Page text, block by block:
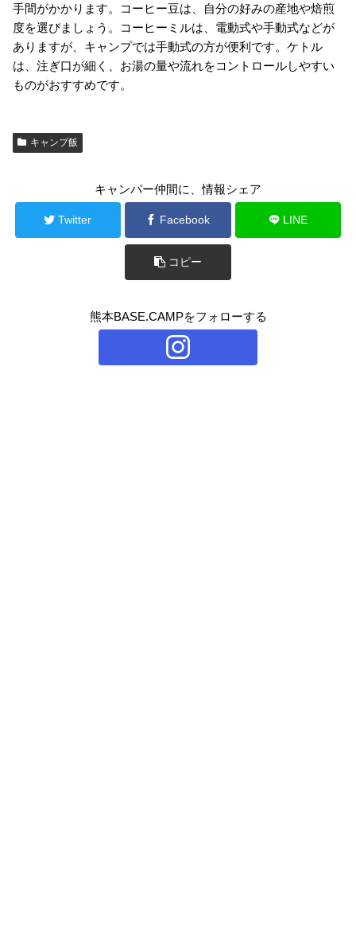
手間がかかります。コーヒー豆は、自分の好みの産地や焙煎
度を選びましょう。コーヒーミルは、電動式や手動式などが
ありますが、キャンプでは手動式の方が便利です。ケトル
は、注ぎ口が細く、お湯の量や流れをコントロールしやすい
ものがおすすめです。
キャンプ飯
キャンパー仲間に、情報シェア
Twitter Facebook LINE
コピー
熊本BASE.CAMPをフォローする